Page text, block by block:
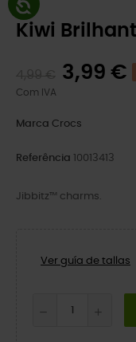
Kiwi
3,99 €
Com IVA
Marca Crocs
Referência 10013413
Jibbitz™ charms.
Ver guía de tallas